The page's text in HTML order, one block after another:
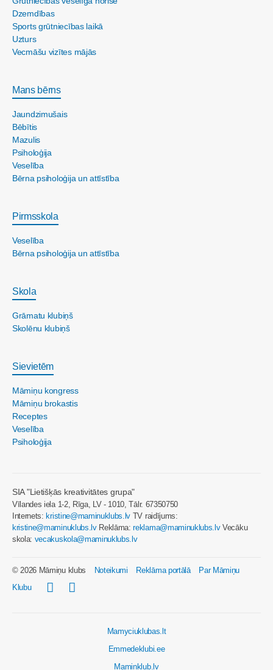
Dzemdības
Sports grūtniecības laikā
Uzturs
Vecmāšu vizītes mājās
Mans bērns
Jaundzimušais
Bēbītis
Mazulis
Psiholoģija
Veselība
Bērna psiholoģija un attīstība
Pirmsskola
Veselība
Bērna psiholoģija un attīstība
Skola
Grāmatu klubiņš
Skolēnu klubiņš
Sievietēm
Māmiņu kongress
Māmiņu brokastis
Receptes
Veselība
Psiholoģija
SIA "Lietišķās kreativitātes grupa"
Vīlandes iela 1-2, Rīga, LV - 1010, Tālr. 67350750
Internets: kristine@maminuklubs.lv TV raidījums:
kristine@maminuklubs.lvReklāma:reklama@maminuklubs.lvVecāku
skola: vecakuskola@maminuklubs.lv
© 2026 Māmiņu klubs Noteikumi Reklāma portālā
Par Māmiņu
Klubu
Mamyciuklubas.lt
Emmedeklubi.ee
Maminklub.lv